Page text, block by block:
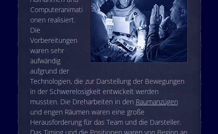
Computeranimati
onen realisiert.
Die
Vorbereitungen
waren sehr
aufwändig
aufgrund der
Technologien, die zur Darstellung der Bewegungen
in der Schwerelosigkeit entwickelt werden
mussten. Die Dreharbeiten in den Raumanzügen
und engen Räumen waren eine große
Herausforderung für das Team und die Darsteller.